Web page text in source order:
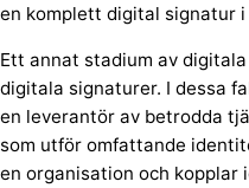
en komplett digital signatur i
Ett annat stadium av
digitala signaturer. I dessa
en leverantör av betrodda
som utför omfattande
en organisation och